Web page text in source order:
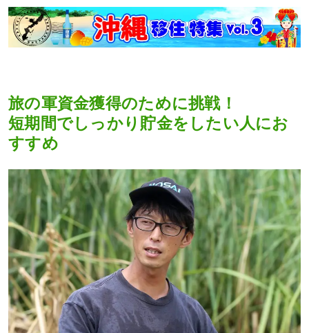
旅の軍資金獲得のために挑戦！
短期間でしっかり貯金をしたい人にお
すすめ